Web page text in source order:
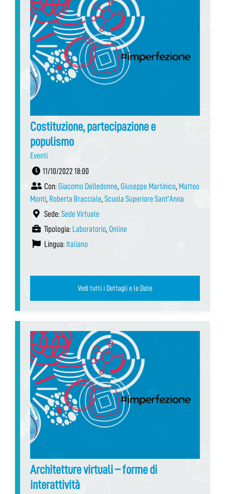
Costituzione, partecipazione e
populismo
Eventi
11/10/2022 18:00
Con: Giacomo Delledonne, Giuseppe Martinico, Matteo
Monti, Roberta Bracciale, Scuola Superiore Sant'Anna
Sede: Sede Virtuale
Tipologia: Laboratorio, Online
Lingua: Italiano
Vedi tutti i Dettagli e le Date
Architetture virtuali – forme di
interattività